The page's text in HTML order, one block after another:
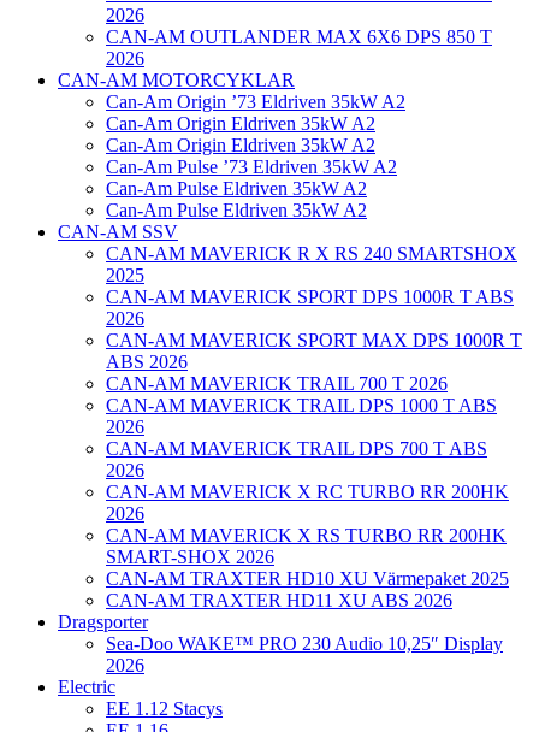
2026
CAN-AM OUTLANDER MAX 6X6 DPS 850 T
2026
CAN-AM MOTORCYKLAR
Can-Am Origin ’73 Eldriven 35kW A2
Can-Am Origin Eldriven 35kW A2
Can-Am Origin Eldriven 35kW A2
Can-Am Pulse ’73 Eldriven 35kW A2
Can-Am Pulse Eldriven 35kW A2
Can-Am Pulse Eldriven 35kW A2
CAN-AM SSV
CAN-AM MAVERICK R X RS 240 SMARTSHOX
2025
CAN-AM MAVERICK SPORT DPS 1000R T ABS
2026
CAN-AM MAVERICK SPORT MAX DPS 1000R T
ABS 2026
CAN-AM MAVERICK TRAIL 700 T 2026
CAN-AM MAVERICK TRAIL DPS 1000 T ABS
2026
CAN-AM MAVERICK TRAIL DPS 700 T ABS
2026
CAN-AM MAVERICK X RC TURBO RR 200HK
2026
CAN-AM MAVERICK X RS TURBO RR 200HK
SMART-SHOX 2026
CAN-AM TRAXTER HD10 XU Värmepaket 2025
CAN-AM TRAXTER HD11 XU ABS 2026
Dragsporter
Sea-Doo WAKE™ PRO 230 Audio 10,25″ Display
2026
Electric
EE 1.12 Stacys